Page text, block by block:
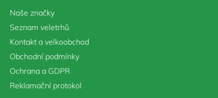
Naše značky
Seznam veletrhů
Kontakt a velkoobchod
Obchodní podmínky
Ochrana a GDPR
Reklamační protokol